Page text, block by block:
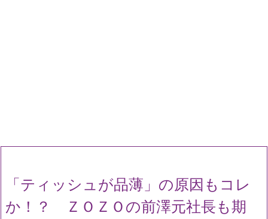
「ティッシュが品薄」の原因もコレ
か！？ ＺＯＺＯの前澤元社長も期